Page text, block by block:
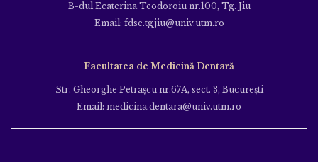
B-dul Ecaterina Teodoroiu nr.100, Tg. Jiu
Email: fdse.tgjiu@univ.utm.ro
Facultatea de Medicină Dentară
Str. Gheorghe Petraşcu nr.67A, sect. 3, Bucureşti
Email: medicina.dentara@univ.utm.ro